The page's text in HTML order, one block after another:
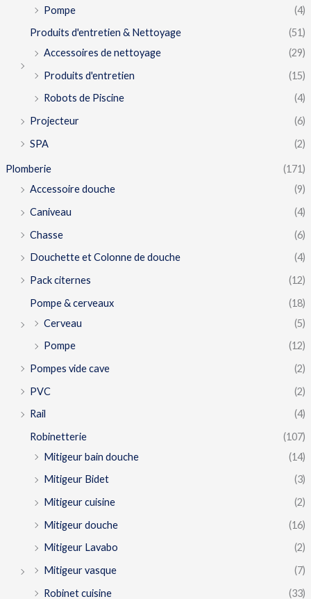
Pompe
(4)
Produits d'entretien & Nettoyage
(51)
Accessoires de nettoyage
(29)
Produits d'entretien
(15)
Robots de Piscine
(4)
Projecteur
(6)
SPA
(2)
Plomberie
(171)
Accessoire douche
(9)
Caniveau
(4)
Chasse
(6)
Douchette et Colonne de douche
(4)
Pack citernes
(12)
Pompe & cerveaux
(18)
Cerveau
(5)
Pompe
(12)
Pompes vide cave
(2)
PVC
(2)
Rail
(4)
Robinetterie
(107)
Mitigeur bain douche
(14)
Mitigeur Bidet
(3)
Mitigeur cuisine
(2)
Mitigeur douche
(16)
Mitigeur Lavabo
(2)
Mitigeur vasque
(7)
Robinet cuisine
(33)